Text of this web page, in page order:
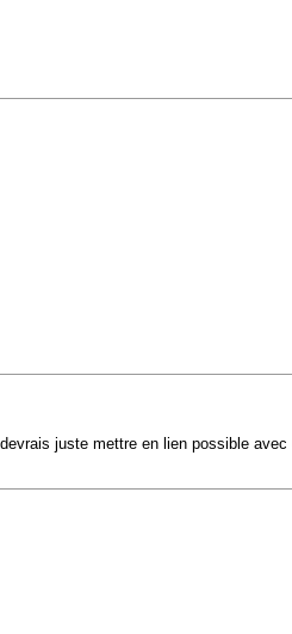
juste mettre en lien possible